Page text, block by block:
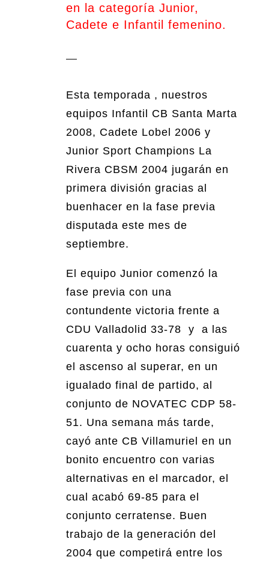
en la categoría Junior,
Cadete e Infantil femenino.
Esta temporada , nuestros
equipos Infantil CB Santa Marta
2008, Cadete Lobel 2006 y
Junior Sport Champions La
Rivera CBSM 2004 jugarán en
primera división gracias al
buenhacer en la fase previa
disputada este mes de
septiembre.
El equipo Junior comenzó la
fase previa con una
contundente victoria frente a
CDU Valladolid 33-78 y a las
cuarenta y ocho horas consiguió
el ascenso al superar, en un
igualado final de partido, al
conjunto de NOVATEC CDP 58-
51. Una semana más tarde,
cayó ante CB Villamuriel en un
bonito encuentro con varias
alternativas en el marcador, el
cual acabó 69-85 para el
conjunto cerratense. Buen
trabajo de la generación del
2004 que competirá entre los